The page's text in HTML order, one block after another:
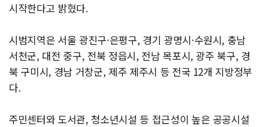
시작한다고 밝혔다.
시범지역은 서울 광진구·은평구, 경기 광명시·수원시, 충남
서천군, 대전 중구, 전북 정읍시, 전남 목포시, 광주 북구, 경
북 구미시, 경남 거창군, 제주 제주시 등 전국 12개 지방정부
다.
주민센터와 도서관, 청소년시설 등 접근성이 높은 공공시설